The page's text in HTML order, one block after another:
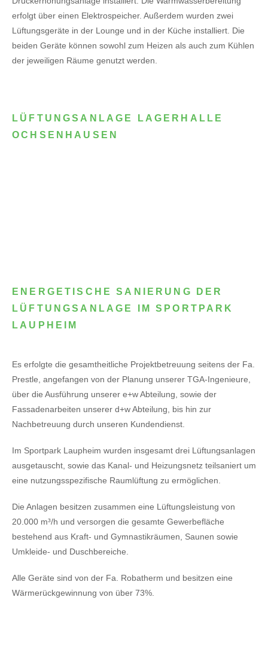
erfolgt über einen Elektrospeicher. Außerdem wurden zwei
Lüftungsgeräte in der Lounge und in der Küche installiert. Die
beiden Geräte können sowohl zum Heizen als auch zum Kühlen
der jeweiligen Räume genutzt werden.
LÜFTUNGSANLAGE LAGERHALLE
OCHSENHAUSEN
ENERGETISCHE SANIERUNG DER
LÜFTUNGSANLAGE IM SPORTPARK
LAUPHEIM
Es erfolgte die gesamtheitliche Projektbetreuung seitens der Fa.
Prestle, angefangen von der Planung unserer TGA-Ingenieure,
über die Ausführung unserer e+w Abteilung, sowie der
Fassadenarbeiten unserer d+w Abteilung, bis hin zur
Nachbetreuung durch unseren Kundendienst.
Im Sportpark Laupheim wurden insgesamt drei Lüftungsanlagen
ausgetauscht, sowie das Kanal- und Heizungsnetz teilsaniert um
eine nutzungsspezifische Raumlüftung zu ermöglichen.
Die Anlagen besitzen zusammen eine Lüftungsleistung von
20.000 m³/h und versorgen die gesamte Gewerbefläche
bestehend aus Kraft- und Gymnastikräumen, Saunen sowie
Umkleide- und Duschbereiche.
Alle Geräte sind von der Fa. Robatherm und besitzen eine
Wärmerückgewinnung von über 73%.